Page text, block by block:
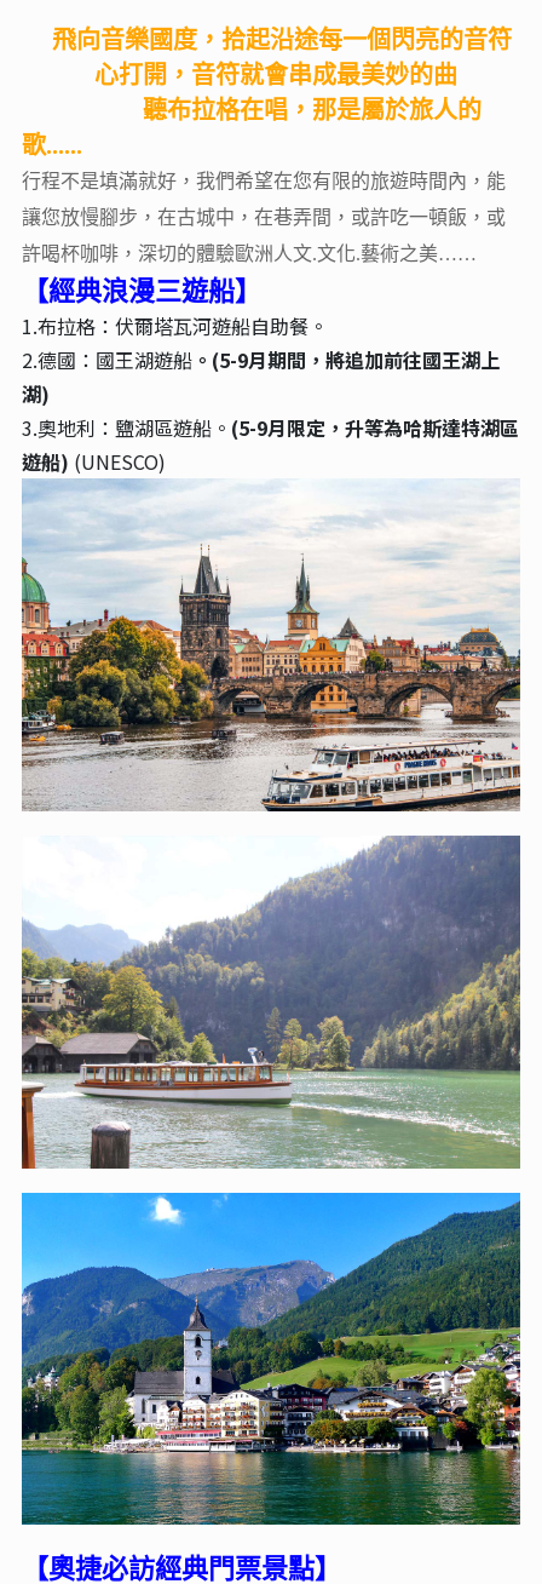
飛向音樂國度，拾起沿途每一個閃亮的音符
心打開，音符就會串成最美妙的曲
聽布拉格在唱，那是屬於旅人的
歌......
行程不是填滿就好，我們希望在您有限的旅遊時間內，能
讓您放慢腳步，在古城中，在巷弄間，或許吃一頓飯，或
許喝杯咖啡，深切的體驗歐洲人文.文化.藝術之美……
【經典浪漫三遊船】
1.布拉格：伏爾塔瓦河遊船自助餐。
2.德國：國王湖遊船。(5-9月期間，將追加前往國王湖上
湖)
3.奧地利：鹽湖區遊船。 (5-9月限定，升等為哈斯達特湖區
遊船) (UNESCO)
【奧捷必訪經典門票景點】